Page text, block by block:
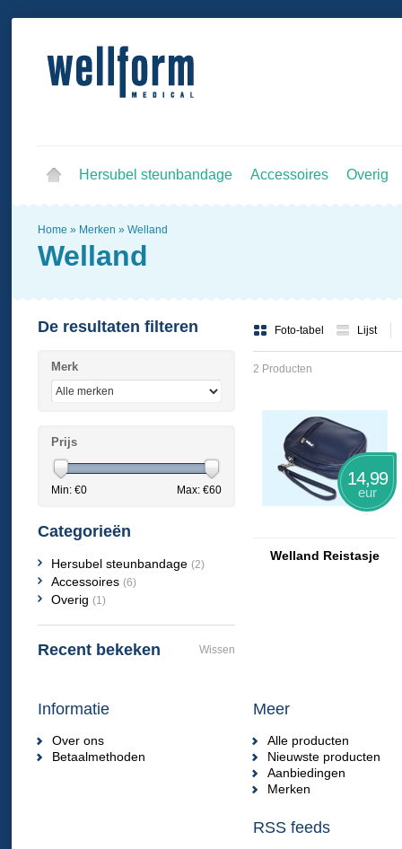
Hersubel steunbandage Accessoires Overig
Home » Merken » Welland
Welland
Foto-tabel Lijst
2 Producten
14,99
eur
Welland Reistasje
De resultaten filteren
Merk
Prijs
Min: €0 Max: €60
Categorieën
Hersubel steunbandage (2)
Accessoires (6)
Overig (1)
Recent bekeken Wissen
Informatie
Over ons
Betaalmethoden
Meer
Alle producten
Nieuwste producten
Aanbiedingen
Merken
RSS feeds